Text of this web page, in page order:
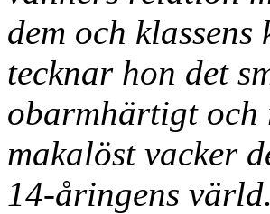
dem och
tecknar hon det
obarmhärtigt och
makalöst vacker
14-åringens värld.